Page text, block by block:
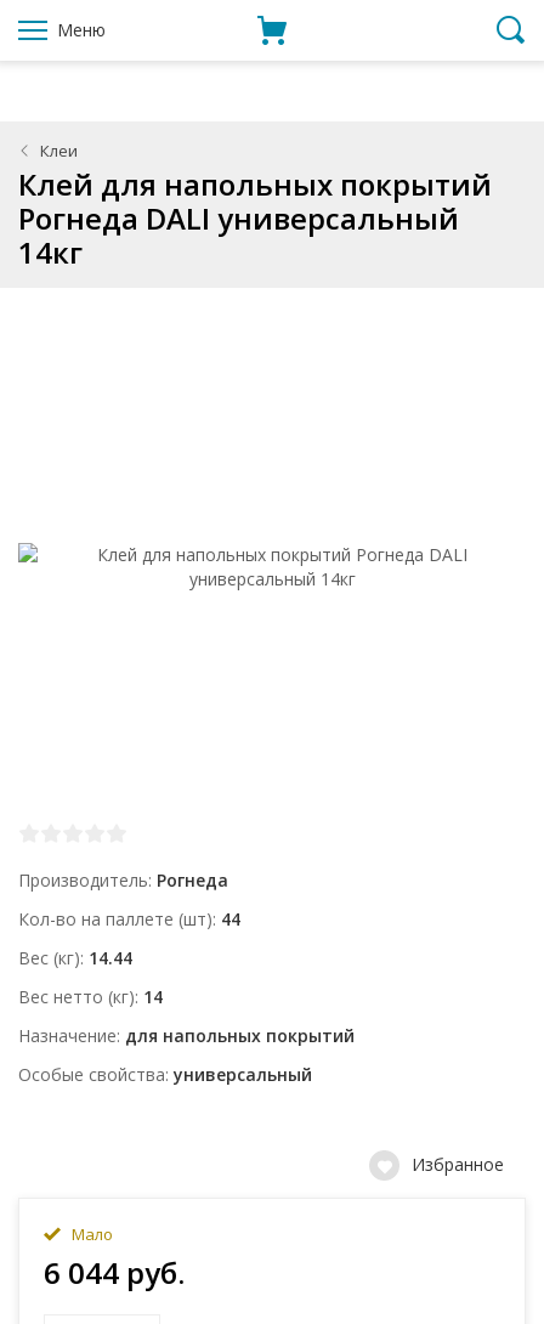
Меню
Клеи
Клей для напольных покрытий
Рогнеда DALI универсальный
14кг
Производитель Рогнеда
Кол-во на паллете (шт) 44
Вес (кг) 14.44
Вес нетто (кг) 14
Назначение для напольных покрытий
Особые свойства универсальный
Избранное
Мало
6 044 руб.